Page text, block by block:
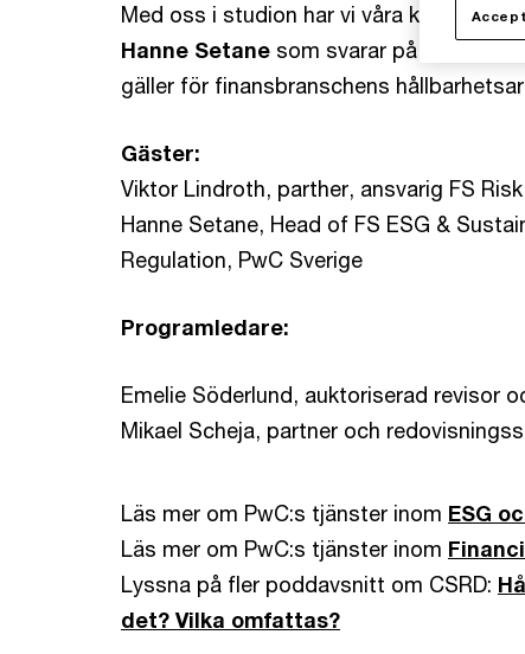
Med oss i studion har vi våra kollegor
Hanne Setane som svarar på våra
gäller för finansbranschens
Gäster:
Viktor Lindroth, parther, ansvarig FS
Hanne Setane, Head of FS ESG &
Regulation, PwC Sverige
Programledare:
Emelie Söderlund, auktoriserad revisor
Mikael Scheja, partner och
Läs mer om PwC:s tjänster inom ESG
Läs mer om PwC:s tjänster inom
Lyssna på fler poddavsnitt om CSRD:
det? Vilka omfattas?